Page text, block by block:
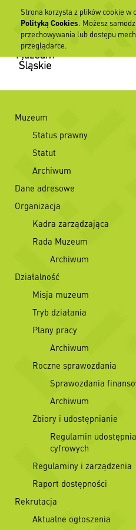
Muzeum
Status prawny
Statut
Archiwum
Dane adresowe
Organizacja
Kadra zarządzająca
Rada Muzeum
Archiwum
Działalność
Misja muzeum
Tryb działania
Plany pracy
Archiwum
Roczne sprawozdania
Sprawozdania
Archiwum
Zbiory i udostępnianie
Regulamin
cyfrowych
Regulaminy i zarządzenia
Raport dostępności
Rekrutacja
Aktualne ogłoszenia
Strona korzysta z plików cookie w
Polityką Cookies. Możesz
przechowywania lub dostępu
przeglądarce.